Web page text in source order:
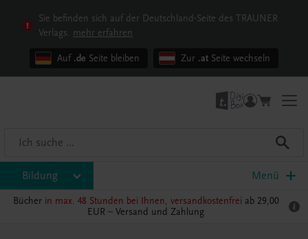
Sie befinden sich auf der Deutschland-Seite des TRAUNER
Verlags. mehr erfahren
Auf .de Seite bleiben Zur .at Seite wechseln
Bildung Menü
Bücher in max. 48 Stunden bei Ihnen, versandkostenfrei ab 29,00
EUR – Versand und Zahlung